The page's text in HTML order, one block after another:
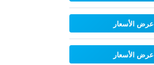
عرض الأسعار
عرض الأسعار